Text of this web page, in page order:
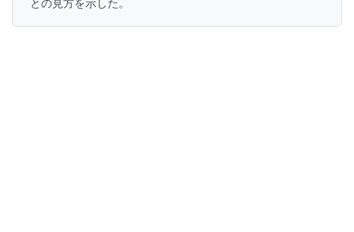
との見方を示した。